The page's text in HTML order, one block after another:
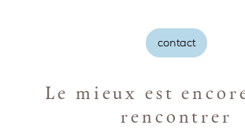
contact
Le mieux est
rencontrer